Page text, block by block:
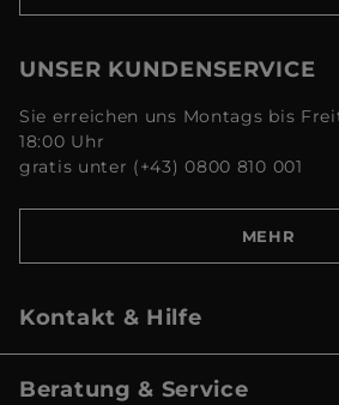
UNSER KUNDENSERVICE
Sie erreichen uns Montags bis
18:00 Uhr
gratis unter (+43) 0800 810 001
MEHR
Kontakt & Hilfe
Beratung & Service